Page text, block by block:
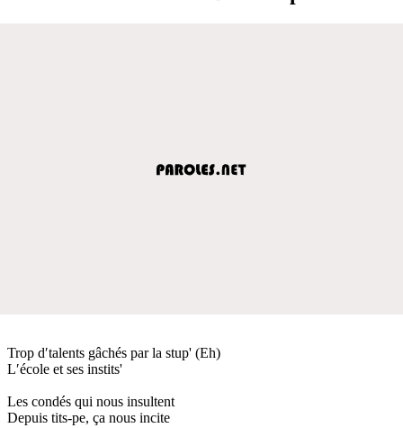
Trop d′talents gâchés par la stup' (Eh)
L′école et ses instits'
Les condés qui nous insultent
Depuis tits-pe, ça nous incite